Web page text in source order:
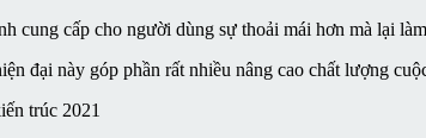
cung cấp cho người dùng sự thoải mái hơn mà lại
đại này góp phần rất nhiều nâng cao chất lượng